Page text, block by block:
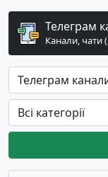
Телеграм
Канали, чати